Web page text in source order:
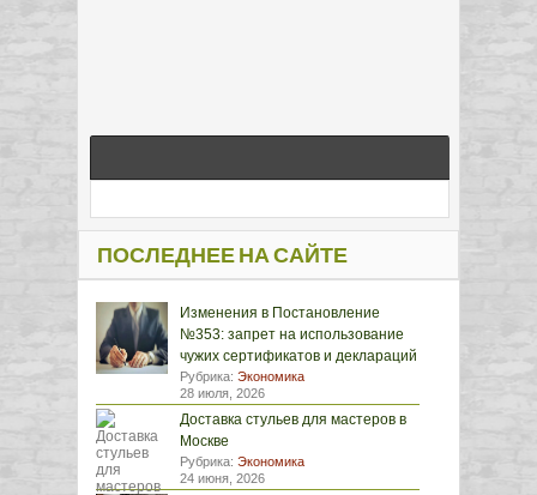
ПОСЛЕДНЕЕ НА САЙТЕ
Изменения в Постановление
№353: запрет на использование
чужих сертификатов и деклараций
Рубрика: Экономика
28 июля, 2026
Доставка стульев для мастеров в
Москве
Рубрика: Экономика
24 июня, 2026